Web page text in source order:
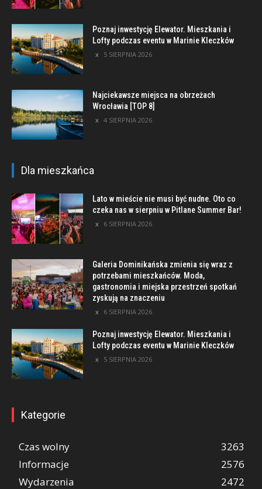
Poznaj inwestycję Elewator. Mieszkania i
Lofty podczas eventu w Marinie Kleczków
5 SIERPNIA 2026
Najciekawsze miejsca na obrzeżach
Wrocławia [TOP 8]
4 SIERPNIA 2026
Dla mieszkańca
Lato w mieście nie musi być nudne. Oto co
czeka nas w sierpniu w Pitlane Summer Bar!
6 SIERPNIA 2026
Galeria Dominikańska zmienia się wraz z
potrzebami mieszkańców. Moda,
gastronomia i miejska przestrzeń spotkań
zyskują na znaczeniu
6 SIERPNIA 2026
Poznaj inwestycję Elewator. Mieszkania i
Lofty podczas eventu w Marinie Kleczków
5 SIERPNIA 2026
Kategorie
Czas wolny
3263
Informacje
2576
Wydarzenia
2472